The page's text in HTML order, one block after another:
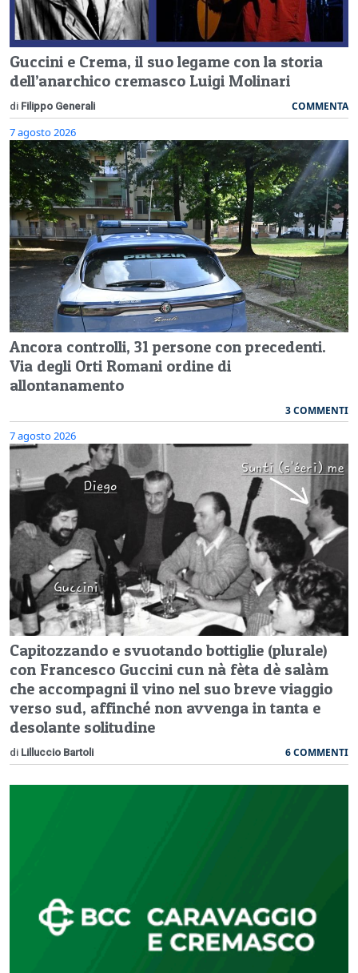
Guccini e Crema, il suo legame con la storia
dell’anarchico cremasco Luigi Molinari
di Filippo Generali COMMENTA
7 agosto 2026
Ancora controlli, 31 persone con precedenti.
Via degli Orti Romani ordine di
allontanamento
3 COMMENTI
7 agosto 2026
Capitozzando e svuotando bottiglie (plurale)
con Francesco Guccini cun nà fèta dè salàm
che accompagni il vino nel suo breve viaggio
verso sud, affinché non avvenga in tanta e
desolante solitudine
di Lilluccio Bartoli 6 COMMENTI